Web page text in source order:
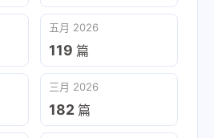
五月 2026
119 篇
三月 2026
182 篇